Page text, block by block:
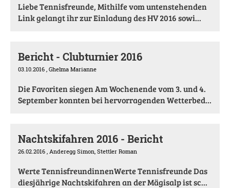
Liebe Tennisfreunde, Mithilfe vom untenstehenden
Link gelangt ihr zur Einladung des HV 2016 sowi...
Bericht - Clubturnier 2016
03.10.2016 , Ghelma Marianne
Die Favoriten siegen Am Wochenende vom 3. und 4.
September konnten bei hervorragenden Wetterbed...
Nachtskifahren 2016 - Bericht
26.02.2016 , Anderegg Simon, Stettler Roman
Werte TennisfreundinnenWerte Tennisfreunde Das
diesjährige Nachtskifahren an der Mägisalp ist sc...